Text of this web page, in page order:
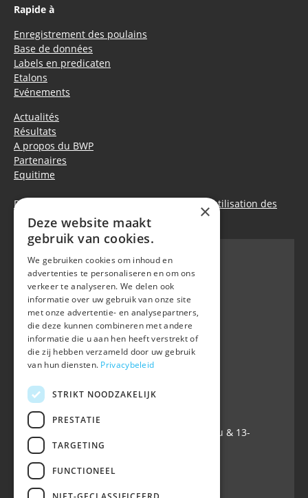
Rapide à
Enregistrement des poulains
Base de données
Labels en predicaten
Etalons
Evénements
Actualités
Résultats
A propos du BWP
Partenaires
Equitime
Déclaration de confidentialité
Politique d’utilisation des
cookies
BWP
Waversebaan 99
B-3050 OUD-HEVERLEE
+32 (0) 16 47 99 80
+32 (0) 16 47 99 85
TVA BE 0410.346.424
IBAN BE40 7364 0368 4863
Ouvert tous les jours ouvrables: 9u-12u & 13-
16u
Suivez-nous sur
×
Deze website maakt
gebruik van cookies.
We gebruiken cookies om inhoud en
advertenties te personaliseren en om ons
verkeer te analyseren. We delen ook
informatie over uw gebruik van onze site
met onze advertentie- en analysepartners,
die deze kunnen combineren met andere
informatie die u aan hen heeft verstrekt of
die zij hebben verzameld door uw gebruik
van hun diensten. Privacybeleid
STRIKT NOODZAKELIJK
PRESTATIE
TARGETING
FUNCTIONEEL